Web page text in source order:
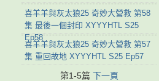
喜羊羊與灰太狼25 奇妙大營救 第58
集 最後一個封印 XYYYHTL S25
Ep58
喜羊羊與灰太狼25 奇妙大營救 第57
集 重回故地 XYYYHTL S25 Ep57
第1-5篇 下一頁